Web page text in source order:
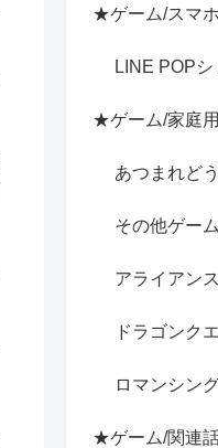
★ゲーム/スマ
LINE POPシ
★ゲーム/家庭
あつまれど
その他ゲーム
アライアン
ドラゴンク
ロマンシン
★ゲーム/関連